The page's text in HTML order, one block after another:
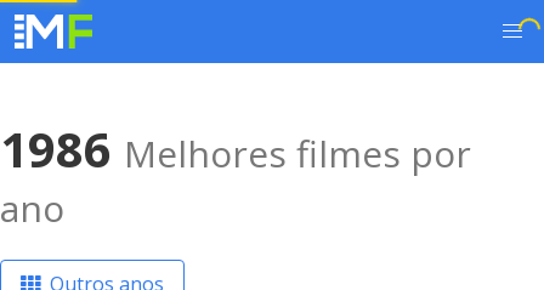
1986 Melhores filmes por
ano
Outros anos